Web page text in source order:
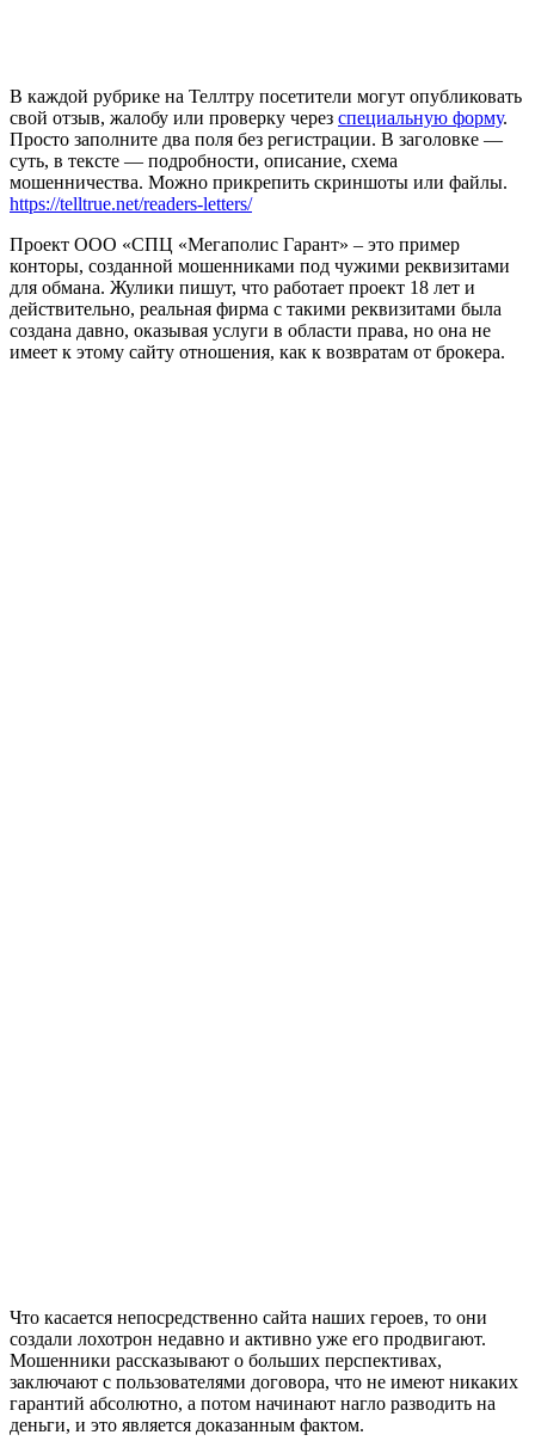
В каждой рубрике на Теллтру посетители могут опубликовать
свой отзыв, жалобу или проверку через специальную форму.
Просто заполните два поля без регистрации. В заголовке —
суть, в тексте — подробности, описание, схема
мошенничества. Можно прикрепить скриншоты или файлы.
https://telltrue.net/readers-letters/
Проект ООО «СПЦ «Мегаполис Гарант» – это пример
конторы, созданной мошенниками под чужими реквизитами
для обмана. Жулики пишут, что работает проект 18 лет и
действительно, реальная фирма с такими реквизитами была
создана давно, оказывая услуги в области права, но она не
имеет к этому сайту отношения, как к возвратам от брокера.
Что касается непосредственно сайта наших героев, то они
создали лохотрон недавно и активно уже его продвигают.
Мошенники рассказывают о больших перспективах,
заключают с пользователями договора, что не имеют никаких
гарантий абсолютно, а потом начинают нагло разводить на
деньги, и это является доказанным фактом.